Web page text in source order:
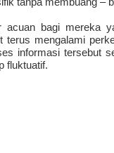
bagi mereka
mengalami
informasi tersebut
fluktuatif.